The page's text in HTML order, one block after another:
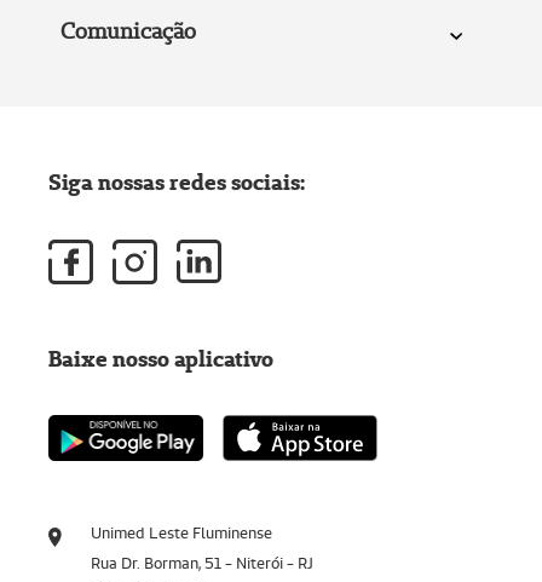
Comunicação
Unimed Leste Fluminense
Rua Dr. Borman, 51 - Niterói - RJ
Siga nossas redes sociais:
Baixe nosso aplicativo